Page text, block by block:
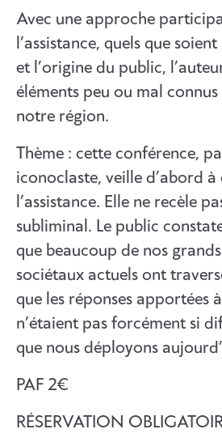
Avec une approche
l’assistance, quels que
et l’origine du public,
éléments peu ou mal
notre région.
Thème : cette conférence,
iconoclaste, veille d’abord à
l’assistance. Elle ne recèle
subliminal. Le public
que beaucoup de nos
sociétaux actuels ont
que les réponses apportées
n’étaient pas forcément si
que nous déployons
PAF 2€
RÉSERVATION